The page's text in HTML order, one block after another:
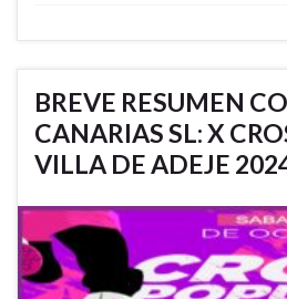
BREVE RESUMEN
CANARIAS SL: X
VILLA DE ADEJE